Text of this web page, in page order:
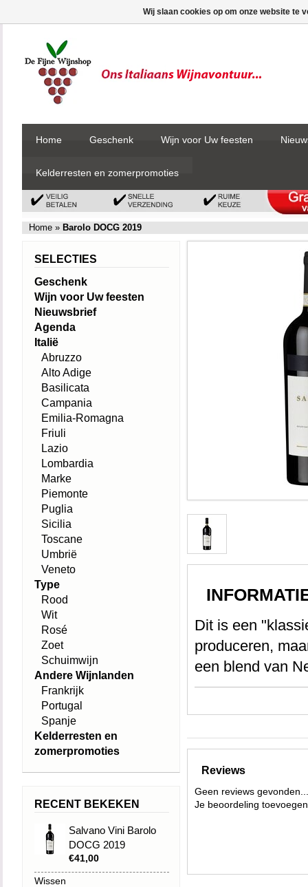
Home Geschenk Wijn voor Uw feesten
Kelderresten en zomerpromoties
Home » Barolo DOCG 2019
Dit is een
produceren,
een blend van
Serralunga
Helder
met aroma's
Best met
aan te raden
al Barolo"
Reviews
Geen reviews gevonden...
Je beoordeling toevoegen
SELECTIES
Geschenk
Wijn voor Uw feesten
Nieuwsbrief
Agenda
Italië
Abruzzo
Alto Adige
Basilicata
Campania
Emilia-Romagna
Friuli
Lazio
Lombardia
Marke
Piemonte
Puglia
Sicilia
Toscane
Umbrië
Veneto
Type
Rood
Wit
Rosé
Zoet
Schuimwijn
Andere Wijnlanden
Frankrijk
Portugal
Spanje
Kelderresten en
zomerpromoties
RECENT BEKEKEN
Salvano Vini Barolo
DOCG 2019
€41,00
Wissen
Wij slaan cookies op om onze website te